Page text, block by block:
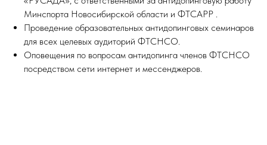
Минспорта Новосибирской области и ФТСАРР .
Проведение образовательных антидопинговых семинаров
для всех целевых аудиторий ФТСНСО.
Оповещения по вопросам антидопинга членов ФТСНСО
посредством сети интернет и мессенджеров.